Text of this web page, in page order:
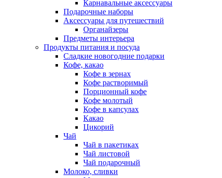
Карнавальные аксессуары
Подарочные наборы
Аксессуары для путешествий
Органайзеры
Предметы интерьера
Продукты питания и посуда
Сладкие новогодние подарки
Кофе, какао
Кофе в зернах
Кофе растворимый
Порционный кофе
Кофе молотый
Кофе в капсулах
Какао
Цикорий
Чай
Чай в пакетиках
Чай листовой
Чай подарочный
Молоко, сливки